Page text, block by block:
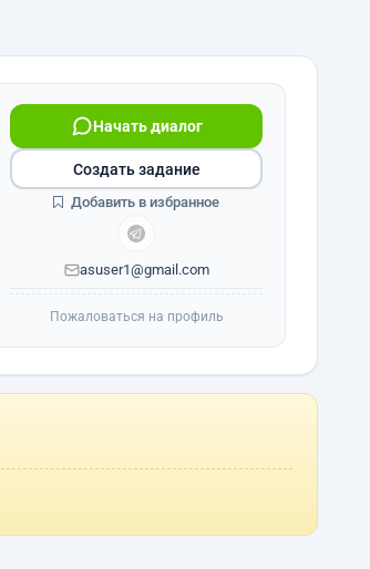
Начать диалог
asuser1@gmail.com
Создать задание
Добавить в избранное
Пожаловаться на профиль